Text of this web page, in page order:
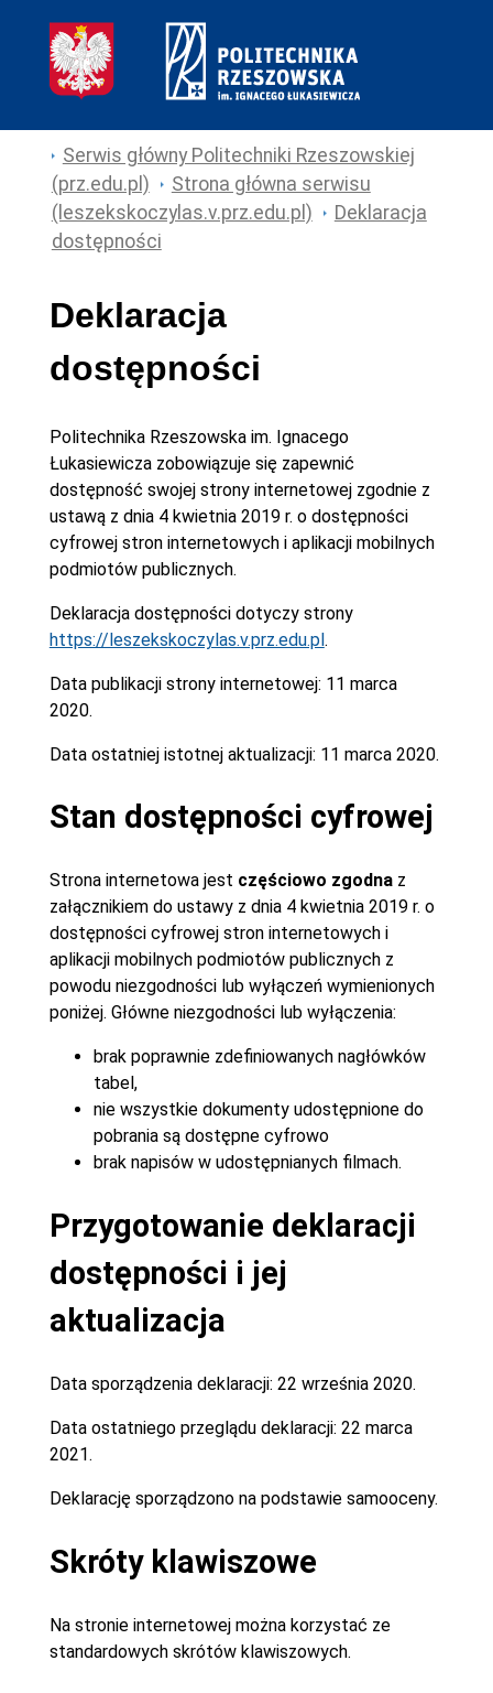
Serwis główny Politechniki Rzeszowskiej
(prz.edu.pl)
Strona główna serwisu
(leszekskoczylas.v.prz.edu.pl)
Deklaracja
dostępności
Deklaracja
dostępności
Politechnika Rzeszowska im. Ignacego
Łukasiewiczazobowiązuje się zapewnić
dostępność swojej strony internetowej zgodnie z
ustawą z dnia 4 kwietnia 2019 r. o dostępności
cyfrowej stron internetowych i aplikacji mobilnych
podmiotów publicznych.
Deklaracja dostępności dotyczy strony
https://leszekskoczylas.v.prz.edu.pl.
Data publikacji strony internetowej: 11 marca
2020.
Data ostatniej istotnej aktualizacji: 11 marca 2020.
Stan dostępności cyfrowej
Strona internetowa jest częściowo zgodna z
załącznikiem do ustawy z dnia 4 kwietnia 2019 r. o
dostępności cyfrowej stron internetowych i
aplikacji mobilnych podmiotów publicznych z
powodu niezgodności lub wyłączeń wymienionych
poniżej. Główne niezgodności lub wyłączenia:
brak poprawnie zdefiniowanych nagłówków
tabel,
nie wszystkie dokumenty udostępnione do
pobrania są dostępne cyfrowo
brak napisów w udostępnianych filmach.
Przygotowanie deklaracji
dostępności i jej
aktualizacja
Data sporządzenia deklaracji: 22 września 2020.
Data ostatniego przeglądu deklaracji: 22 marca
2021.
Deklarację sporządzono na podstawie samooceny.
Skróty klawiszowe
Na stronie internetowej można korzystać ze
standardowych skrótów klawiszowych.